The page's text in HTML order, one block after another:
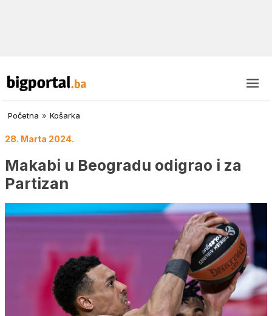
Početna » Košarka
28. Marta 2024.
Makabi u Beogradu odigrao i za
Partizan